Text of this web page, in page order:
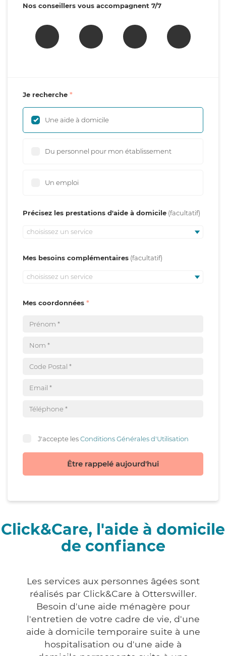
Nos conseillers vous accompagnent 7/7
Je recherche
Une aide à domicile
Du personnel pour mon établissement
Un emploi
Précisez les prestations d'aide à domicile
choisissez un service
Mes besoins complémentaires
choisissez un service
Mes coordonnées
J'accepte lesConditions Générales d'Utilisation
Être rappelé aujourd'hui
Click&Care, l'aide à domicile
de confiance
Les services aux personnes âgées sont
réalisés par Click&Care à Otterswiller.
Besoin d'une aide ménagère pour
l'entretien de votre cadre de vie, d'une
aide à domicile temporaire suite à une
hospitalisation ou d'une aide à